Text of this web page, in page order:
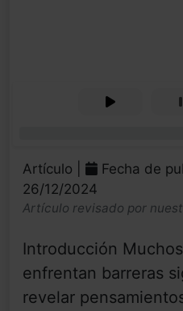
Artículo |
Fecha de
26/12/2024
Artículo revisado por
Introducción
enfrentan barreras
revelar